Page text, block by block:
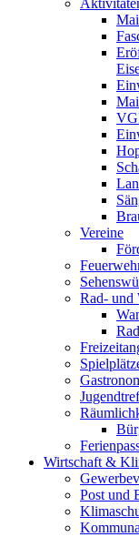
Vereine
Rad- und
Wirtschaft &
Post und